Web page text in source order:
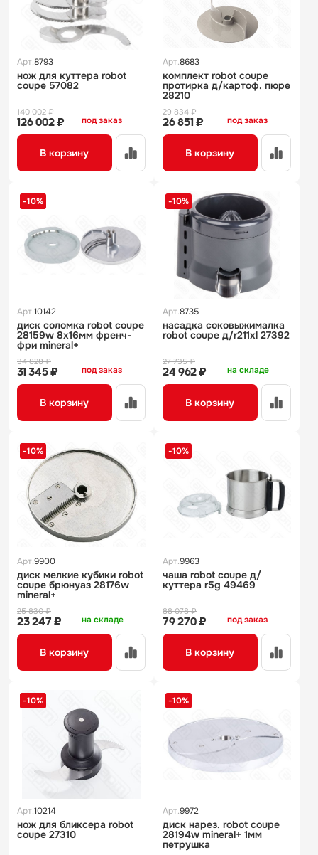
Арт.8793
нож для куттера robot
coupe 57082
под заказ
126 002 ₽
140 002 ₽
В корзину
Арт.8683
комплект robot coupe
протирка д/картоф. пюре
28210
под заказ
26 851 ₽
29 834 ₽
В корзину
-10%
Арт.10142
диск соломка robot coupe
28159w 8х16мм френч-
фри mineral+
под заказ
31 345 ₽
34 828 ₽
В корзину
-10%
Арт.8735
насадка соковыжималка
robot coupe д/r211xl 27392
на складе
24 962 ₽
27 735 ₽
В корзину
-10%
Арт.9900
диск мелкие кубики robot
coupe брюнуаз 28176w
mineral+
на складе
23 247 ₽
25 830 ₽
В корзину
-10%
Арт.9963
чаша robot coupe д/
куттера r5g 49469
под заказ
79 270 ₽
88 078 ₽
В корзину
-10%
Арт.10214
нож для бликсера robot
coupe 27310
-10%
Арт.9972
диск нарез. robot coupe
28194w mineral+ 1мм
петрушка